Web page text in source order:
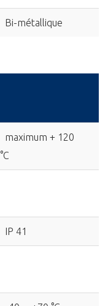
Bi-métallique
maximum + 120
°C
IP 41